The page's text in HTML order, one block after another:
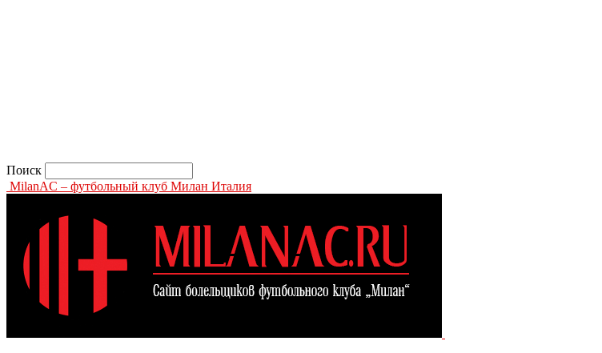
Поиск
MilanAC – футбольный клуб Милан Италия